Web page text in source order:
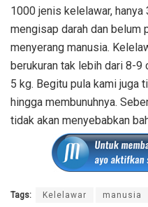
1000 jenis kelelawar,
mengisap darah dan belum
menyerang manusia.
berukuran tak lebih dari 8-
5 kg. Begitu pula kami juga
hingga membunuhnya.
tidak akan menyebabkan
Tags: Kelelawar manusia